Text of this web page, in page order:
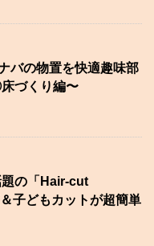
バの物置を快適趣味部
づくり編〜
の「Hair-cut
子どもカットが超簡単